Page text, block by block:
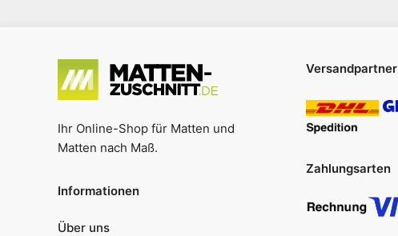
Ihr Online-Shop für Matten und
Matten nach Maß.
Informationen
Über uns
Versandpartner
Zahlungsarten